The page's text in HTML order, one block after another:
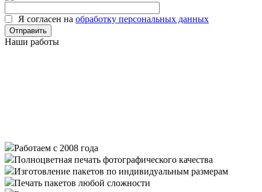
Я согласен на обработку персональных данных
Наши работы
Работаем с 2008 года
Полноцветная печать фотографического качества
Изготовление пакетов по индивидуальным размерам
Печать пакетов любой сложности